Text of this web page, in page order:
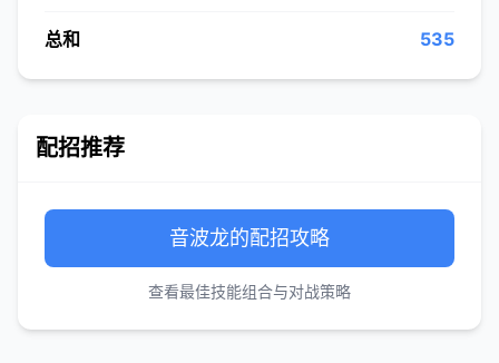
总和 535
配招推荐
音波龙的配招攻略
查看最佳技能组合与对战策略